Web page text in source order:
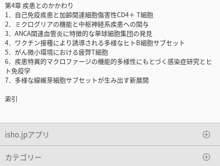
第4章 疾患とのかかわり
1．自己免疫疾患と加齢関連細胞傷害性CD4＋ T細胞
2．ミクログリアの機能と中枢神経系疾患への関与
3．ANCA関連血管炎に特徴的な単球細胞集団の発見
4．ワクチン接種により誘導される多様なヒトB細胞サブセット
5．がん微小環境における疲弊T細胞
6．疾患特異的マクロファージの機能的多様性にもとづく感染症研究とヒ
ト免疫学
7．多様な線維芽細胞サブセットが生み出す新展開
索引
isho.jpアプリ
カテゴリー